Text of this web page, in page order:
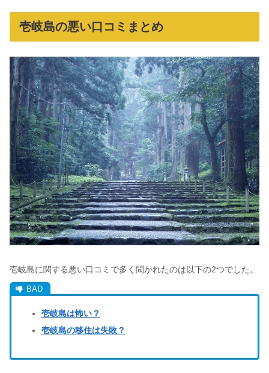
壱岐島の悪い口コミまとめ
壱岐島に関する悪い口コミで多く聞かれたのは以下の2つでした。
壱岐島は怖い？
壱岐島の移住は失敗？